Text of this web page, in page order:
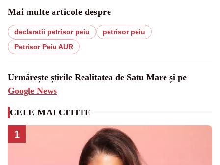
Mai multe articole despre
declaratii petrisor peiu
petrisor peiu
Petrisor Peiu AUR
Urmărește știrile Realitatea de Satu Mare și pe
Google News
CELE MAI CITITE
1